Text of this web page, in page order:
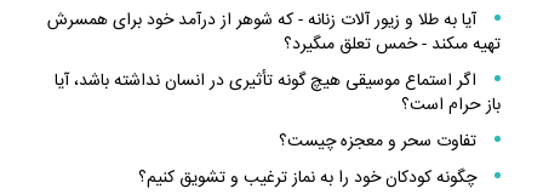
آيا به طلا و زيور آلات زنانه - كه شوهر از درآمد خود براى همسرش
تهيه مى‏كند - خمس تعلق مى‏گيرد؟
اگر استماع موسيقى هيچ گونه تأثيرى در انسان نداشته باشد، آيا
باز حرام است؟
تفاوت سحر و معجزه چيست؟
چگونه كودكان خود را به نماز ترغيب و تشويق كنيم؟